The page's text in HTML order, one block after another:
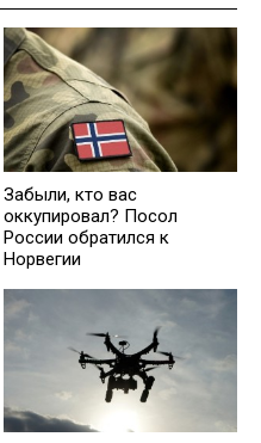
Забыли, кто вас
оккупировал? Посол
России обратился к
Норвегии